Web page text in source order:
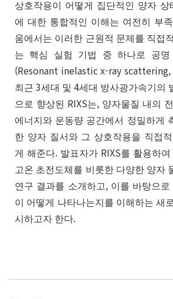
상호작용이
어떻게 집단적인 양자 상
에
대한 통합적인 이해는 여전히 부
움에서는 이러한 근원적 문제를 직접
는
핵심 실험 기법 중 하나로 공명
(Resonant inelastic x-ray scattering,
최근 3세대 및 4세대 방사광가속기의
으로 향상된 RIXS는, 양자물질 내의
에너지와 운동량 공간에서 정밀하게
한 양자 질서와 그 상호작용을 직접
게 해준다. 발표자가 RIXS를 활용하여
고온 초전도체를 비롯한 다양한 양자
연구 결과를 소개하고, 이를 바탕으로
이
어떻게 나타나는지를 이해하는 새
시하고자 한다.